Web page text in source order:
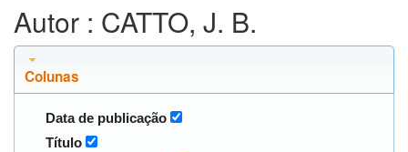
Autor : CATTO, J. B.
Colunas
Data de publicação
Título